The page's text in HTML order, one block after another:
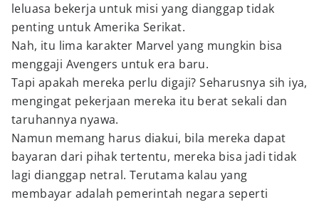
leluasa bekerja untuk misi yang dianggap tidak
penting untuk Amerika Serikat.
Nah, itu lima karakter Marvel yang mungkin bisa
menggaji Avengers untuk era baru.
Tapi apakah mereka perlu digaji? Seharusnya sih iya,
mengingat pekerjaan mereka itu berat sekali dan
taruhannya nyawa.
Namun memang harus diakui, bila mereka dapat
bayaran dari pihak tertentu, mereka bisa jadi tidak
lagi dianggap netral. Terutama kalau yang
membayar adalah pemerintah negara seperti